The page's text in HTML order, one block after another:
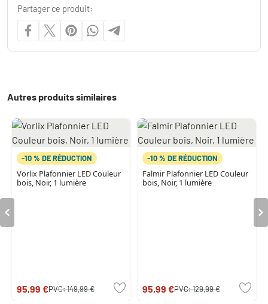
Partager ce produit:
Autres produits similaires
-10 % DE RÉDUCTION
Vorlix Plafonnier LED Couleur
bois, Noir, 1 lumière
95,99 €PVC:149,99 €
-10 % DE RÉDUCTION
Falmir Plafonnier LED Couleur
bois, Noir, 1 lumière
95,99 €PVC:129,99 €